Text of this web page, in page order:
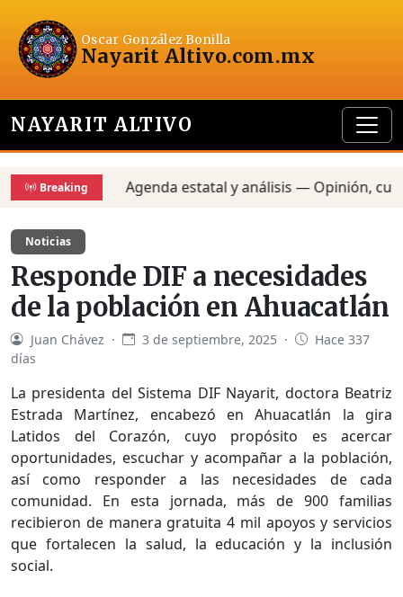
Oscar González Bonilla
Nayarit Altivo.com.mx
NAYARIT ALTIVO
Breaking Agenda estatal y análisis — Opinión,
Noticias
Responde DIF a necesidades
de la población en Ahuacatlán
Juan Chávez · 3 de septiembre, 2025 ·
Hace 337
días
La presidenta del Sistema DIF Nayarit, doctora Beatriz
Estrada Martínez, encabezó en Ahuacatlán la gira
Latidos del Corazón, cuyo propósito es acercar
oportunidades, escuchar y acompañar a la población,
así como responder a las necesidades de cada
comunidad. En esta jornada, más de 900 familias
recibieron de manera gratuita 4 mil apoyos y servicios
que fortalecen la salud, la educación y la inclusión
social.